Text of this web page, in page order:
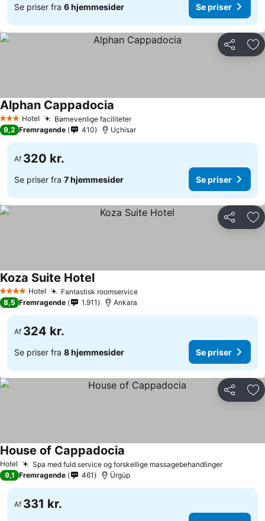
Se priser fra 6 hjemmesider Se priser
Del
3 StjernerHotel Børnevenlige faciliteter
Alphan Cappadocia
9,2 Fremragende 410 Uçhisar
Af 320 kr.
Se priser fra 7 hjemmesider Se priser
Del
4 StjernerHotel Fantastisk roomservice
Koza Suite Hotel
8,5 Fremragende 1.911 Ankara
Af 324 kr.
Se priser fra 8 hjemmesider Se priser
Del
Hotel Spa med fuld service og forskellige massagebehandlinger
House of Cappadocia
9,1 Fremragende 461 Ürgüp
Af 331 kr.